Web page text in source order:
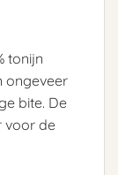
tonijn
ongeveer
bite. De
voor de